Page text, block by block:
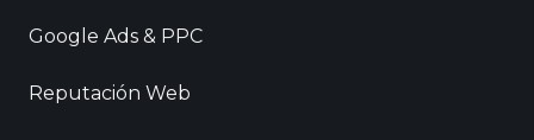
Google Ads & PPC
Reputación Web